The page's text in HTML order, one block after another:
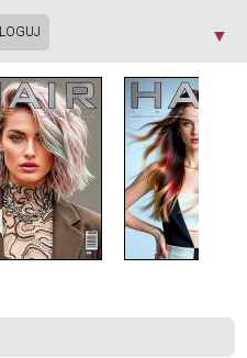
▼
Dowiedz się więcej o
[X]